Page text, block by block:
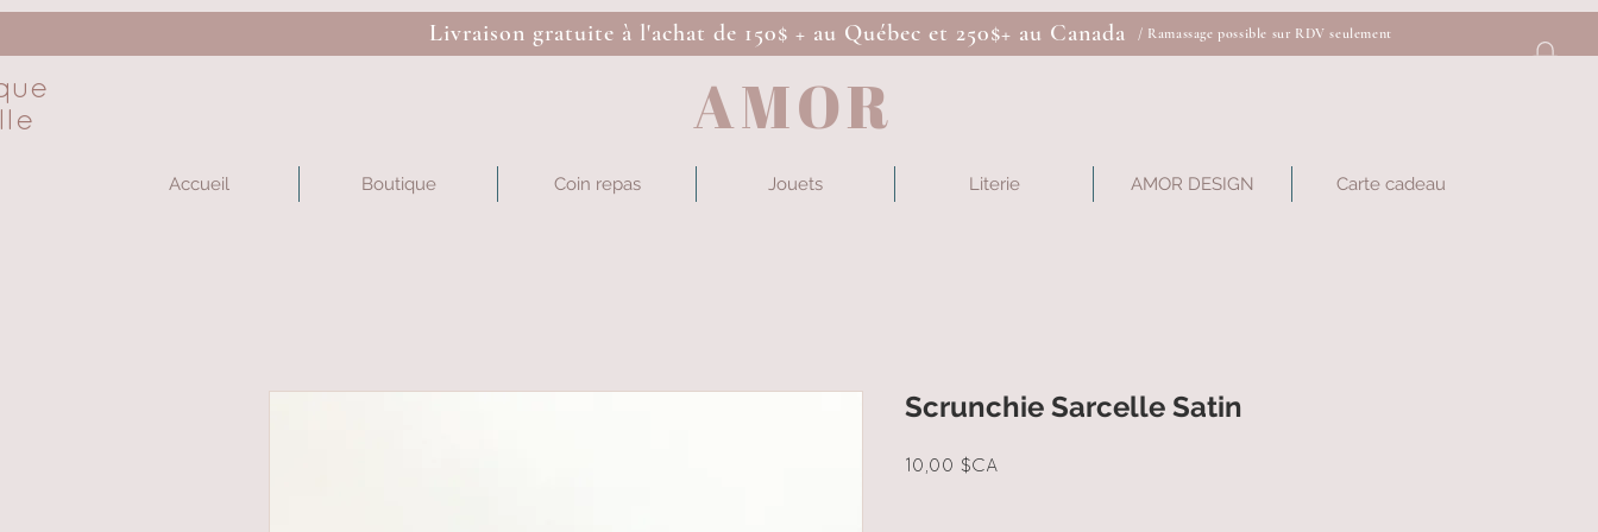
Livraison gratuite à l'achat de 150$ + au Québec et 250$+ au Canada / Ramassage possible sur RDV seulement
AMOR
Accueil Boutique Coin repas Jouets Literie AMOR DESIGN Carte cadeau
Scrunchie Sarcelle Satin
10,00 $CAPrix